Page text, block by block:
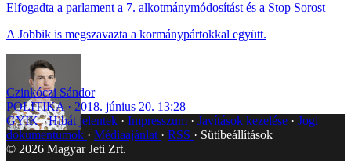
Elfogadta a parlament a 7. alkotmánymódosítást és a Stop Sorost
A Jobbik is megszavazta a kormánypártokkal együtt.
Czinkóczi Sándor
POLITIKA
2018. június 20. 13:28
GYIK Hibát jelentek Impresszum Javítások kezelése
Jogi
dokumentumok
Médiaajánlat RSS
Sütibeállítások
© 2026 Magyar Jeti Zrt.